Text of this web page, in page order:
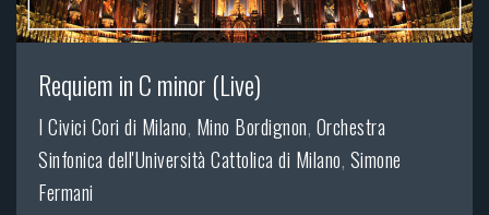
Requiem in C minor (Live)
I Civici Cori di Milano, Mino Bordignon, Orchestra
Sinfonica dell'Università Cattolica di Milano, Simone
Fermani